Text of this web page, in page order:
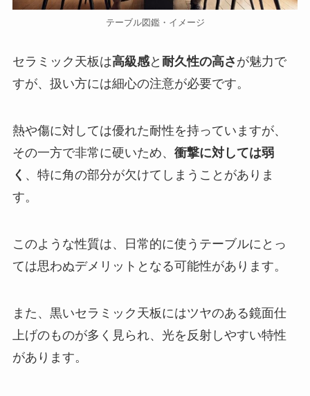
テーブル図鑑・イメージ
セラミック天板は高級感と 耐久性の高さ が魅力で
すが、扱い方には細心の注意が必要です。
熱や傷に対しては優れた耐性を持っていますが、
その一方で非常に硬いため、 衝撃に対しては弱
く 、特に角の部分が欠けてしまうことがありま
す。
このような性質は、日常的に使うテーブルにとっ
ては思わぬデメリットとなる可能性があります。
また、黒いセラミック天板にはツヤのある鏡面仕
上げのものが多く見られ、光を反射しやすい特性
があります。